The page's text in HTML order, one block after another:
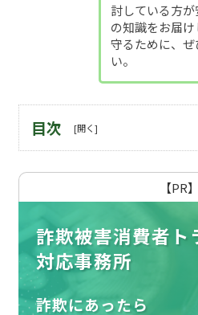
討している方
の知識をお届
守るために、
い。
目次
【PR】
詐欺被害消費者ト
対応事務所
詐欺にあったら